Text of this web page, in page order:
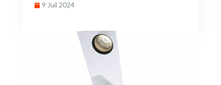
9 Juil 2024